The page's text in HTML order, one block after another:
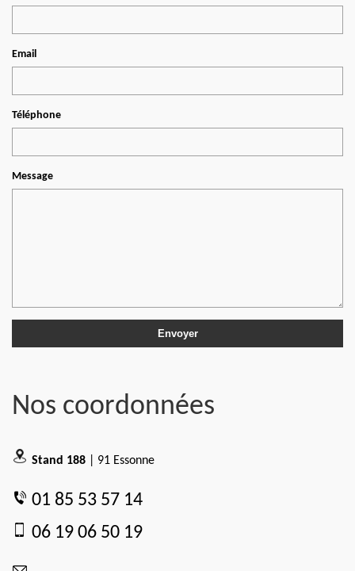
Email
Téléphone
Message
Nos coordonnées
Stand 188 | 91 Essonne
01 85 53 57 14
06 19 06 50 19